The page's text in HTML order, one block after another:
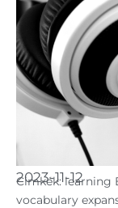
2023-11-12
Cimkék: learning
vocabulary